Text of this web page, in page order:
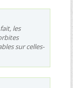
les
sur celles-